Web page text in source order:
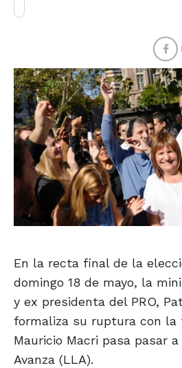
En la recta final de la
domingo 18 de mayo, la
y ex presidenta del PRO,
formaliza su ruptura con la
Mauricio Macri pasa pasar
Avanza (LLA).